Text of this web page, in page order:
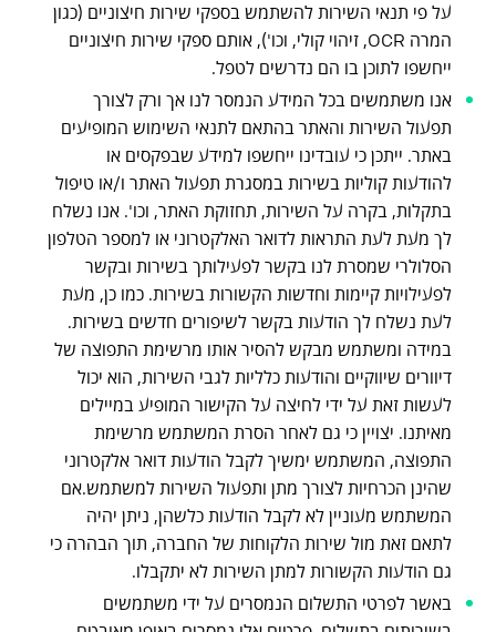
על פי תנאי השירות להשתמש בספקי שירות חיצוניים (כגון
המרה OCR, זיהוי קולי, וכו'), אותם ספקי שירות חיצוניים
ייחשפו לתוכן בו הם נדרשים לטפל.
אנו משתמשים בכל המידע הנמסר לנו אך ורק לצורך
תפעול השירות והאתר בהתאם לתנאי השימוש המופיעים
באתר. ייתכן כי עובדינו ייחשפו למידע שבפקסים או
להודעות קוליות בשירות במסגרת תפעול האתר ו/או טיפול
בתקלות, בקרה על השירות, תחזוקת האתר, וכו'. אנו נשלח
לך מעת לעת התראות לדואר האלקטרוני או למספר הטלפון
הסלולרי שמסרת לנו בקשר לפעילותך בשירות ובקשר
לפעילויות קיימות וחדשות הקשורות בשירות. כמו כן, מעת
לעת נשלח לך הודעות בקשר לשיפורים חדשים בשירות.
במידה ומשתמש מבקש להסיר אותו מרשימת התפוצה של
דיוורים שיווקיים והודעות כלליות לגבי השירות, הוא יכול
לעשות זאת על ידי לחיצה על הקישור המופיע במיילים
מאיתנו. יצויין כי גם לאחר הסרת המשתמש מרשימת
התפוצה, המשתמש ימשיך לקבל הודעות דואר אלקטרוני
שהינן הכרחיות לצורך מתן ותפעול השירות למשתמש.אם
המשתמש מעוניין לא לקבל הודעות כלשהן, ניתן יהיה
לתאם זאת מול שירות הלקוחות של החברה, תוך הבהרה כי
גם הודעות הקשורות למתן השירות לא יתקבלו.
באשר לפרטי התשלום הנמסרים על ידי משתמשים